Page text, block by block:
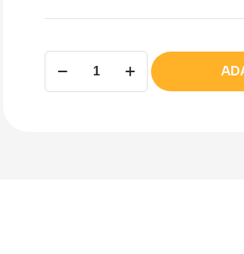
Cantitate
Cilindru
K22